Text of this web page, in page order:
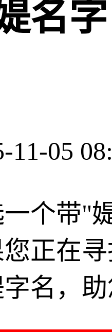
名
11-05
个带"
正在
名，